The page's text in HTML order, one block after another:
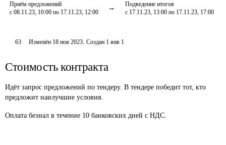
Приём предложений
с 08.11.23, 10:00 по 17.11.23, 12:00
Подведение итогов
с 17.11.23, 13:00 по 17.11.23, 17:00
63 Изменён 18 ноя 2023. Создан 1 янв 1
Стоимость контракта
Идёт запрос предложений по тендеру. В тендере победит тот, кто
предложит наилучшие условия.
Оплата безнал в течение 10 банковских дней с НДС.